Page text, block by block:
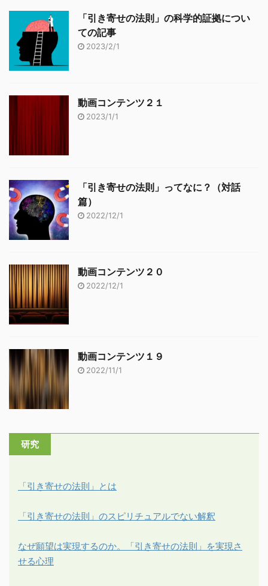
「引き寄せの法則」の科学的証拠につい
ての記事
2023/2/1
動画コンテンツ２１
2023/1/1
「引き寄せの法則」ってなに？（対話
篇）
2022/12/1
動画コンテンツ２０
2022/12/1
動画コンテンツ１９
2022/11/1
研究
「引き寄せの法則」とは
「引き寄せの法則」のスピリチュアルでない解釈
なぜ願望は実現するのか。「引き寄せの法則」を実現さ
せる心理